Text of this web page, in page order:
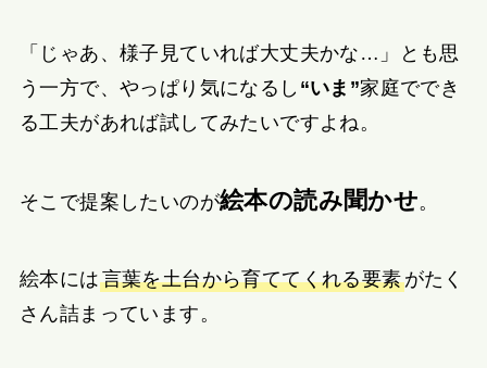
「じゃあ、様子見ていれば大丈夫かな…」とも思
う一方で、やっぱり気になるし “いま”家庭ででき
る工夫があれば試してみたいですよね。
そこで提案したいのが絵本の読み聞かせ。
絵本には言葉を土台から育ててくれる要素がたく
さん詰まっています。